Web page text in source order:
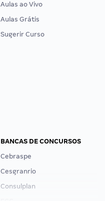
Aulas ao Vivo
Aulas Grátis
Sugerir Curso
BANCAS DE CONCURSOS
Cebraspe
Cesgranrio
Consulplan